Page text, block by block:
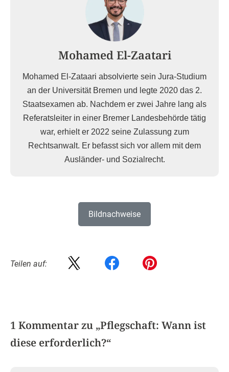
Mohamed El-Zaatari
Mohamed El-Zataari absolvierte sein Jura-Studium
an der Universität Bremen und legte 2020 das 2.
Staatsexamen ab. Nachdem er zwei Jahre lang als
Referatsleiter in einer Bremer Landesbehörde tätig
war, erhielt er 2022 seine Zulassung zum
Rechtsanwalt. Er befasst sich vor allem mit dem
Ausländer- und Sozialrecht.
Bildnachweise
Teilen auf:
1 Kommentar zu „Pflegschaft: Wann ist
diese erforderlich?“